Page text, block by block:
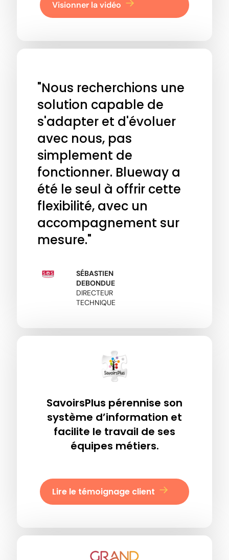
Visionner la vidéo
"Nous recherchions une
solution capable de
s'adapter et d'évoluer
avec nous, pas
simplement de
fonctionner. Blueway a
été le seul à offrir cette
flexibilité, avec un
accompagnement sur
mesure."
SÉBASTIEN
DEBONDUE
DIRECTEUR
TECHNIQUE
SavoirsPlus pérennise son
système d’information et
facilite le travail de ses
équipes métiers.
Lire le témoignage client